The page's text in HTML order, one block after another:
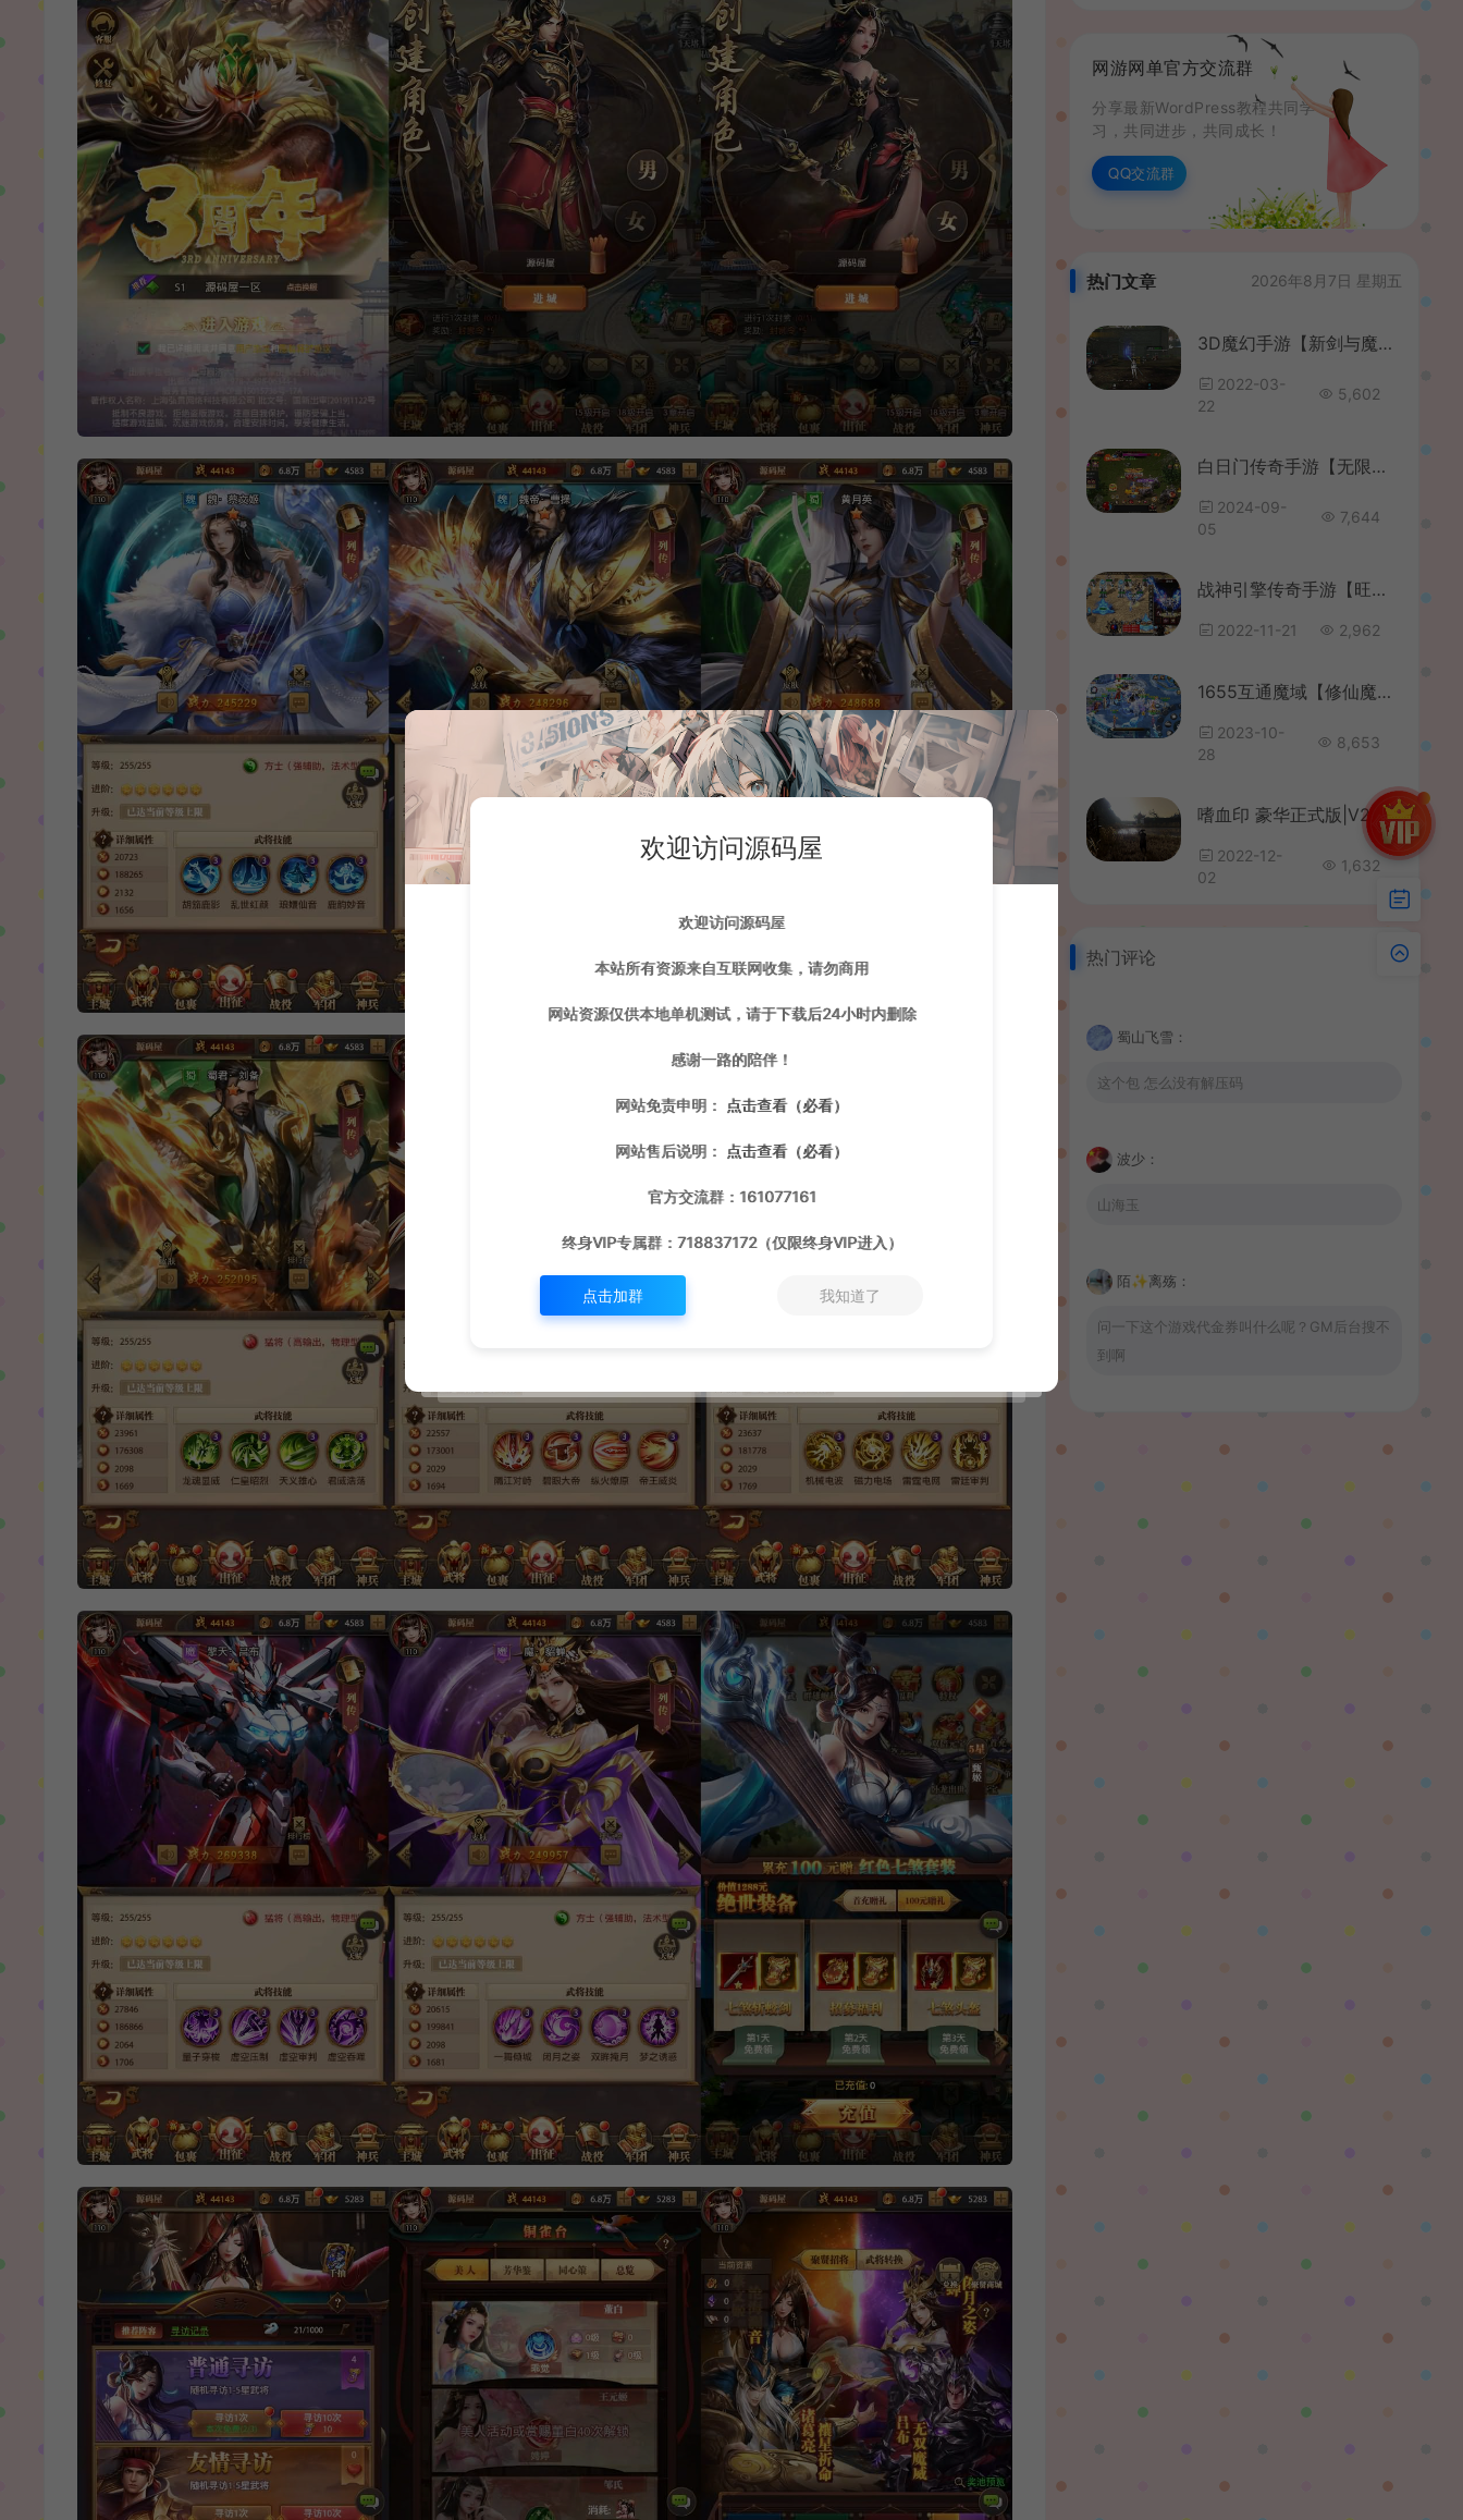
端+详细搭建教程+视频教程
网游网单官方交流群
分享最新WordPress教程共同学
习，共同进步，共同成长！
QQ交流群
热门文章 2026年8月7日 星期五
3D魔幻手游【新剑与魔法IP总结版】最新整理Linux本地学习手工端+列表解密工具+安卓苹果双端IP版++二区+跨服修复+GM充值后台+详细搭建教程
2022-03-
22
5,602
白日门传奇手游【无限刀3之刀光剑影多区跨服版】最新整理Win系服务端+安卓+跨服+运营后台+GM授权后台+详细搭建教程
2024-09-
05
7,644
战神引擎传奇手游【旺旺传奇单职业】最新整理WIN系特色服务端+安卓苹果双端+GM后台+详细搭建教程
2022-11-21 2,962
1655互通魔域【修仙魔域】最新整理Win系半手工服务端+本地验证+本地注册+全套工具+详细搭建教程
2023-10-
28
8,653
嗜血印 豪华正式版|V20221128|李叔真身觉醒+创意工坊超巨量MOD合集+全DLC|解压即撸|
2022-12-
02
1,632
热门评论
蜀山飞雪：
这个包 怎么没有解压码
波少：
山海玉
陌✨离殇：
问一下这个游戏代金券叫什么呢？GM后台搜不
到啊
欢迎访问源码屋
欢迎访问源码屋
本站所有资源来自互联网收集，请勿商用
网站资源仅供本地单机测试，请于下载后24小时内删除
感谢一路的陪伴！
网站免责申明： 点击查看（必看）
网站售后说明： 点击查看（必看）
官方交流群：161077161
终身VIP专属群：718837172（仅限终身VIP进入）
点击加群 我知道了